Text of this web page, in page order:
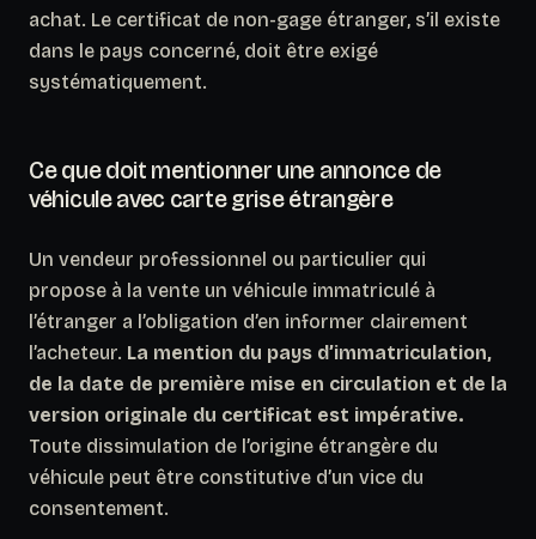
achat. Le certificat de non-gage étranger, s’il existe
dans le pays concerné, doit être exigé
systématiquement.
Ce que doit mentionner une annonce de
véhicule avec carte grise étrangère
Un vendeur professionnel ou particulier qui
propose à la vente un véhicule immatriculé à
l’étranger a l’obligation d’en informer clairement
l’acheteur. La mention du pays d’immatriculation,
de la date de première mise en circulation et de la
version originale du certificat est impérative.
Toute dissimulation de l’origine étrangère du
véhicule peut être constitutive d’un vice du
consentement.